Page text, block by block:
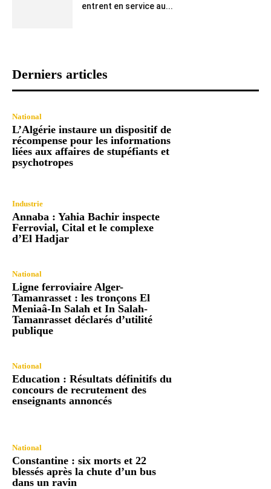
entrent en service au...
Derniers articles
National
L’Algérie instaure un dispositif de
récompense pour les informations
liées aux affaires de stupéfiants et
psychotropes
Industrie
Annaba : Yahia Bachir inspecte
Ferrovial, Cital et le complexe
d’El Hadjar
National
Ligne ferroviaire Alger-
Tamanrasset : les tronçons El
Meniaâ-In Salah et In Salah-
Tamanrasset déclarés d’utilité
publique
National
Education : Résultats définitifs du
concours de recrutement des
enseignants annoncés
National
Constantine : six morts et 22
blessés après la chute d’un bus
dans un ravin